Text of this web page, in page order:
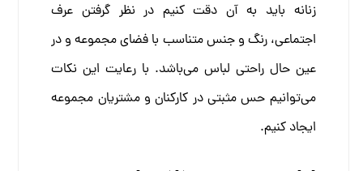
زنانه باید به آن دقت کنیم در نظر گرفتن عرف
اجتماعی، رنگ و جنس متناسب با فضای مجموعه و در
عین حال راحتی لباس می‌باشد. با رعایت این نکات
می‌توانیم حس مثبتی در کارکنان و مشتریان مجموعه
ایجاد کنیم.